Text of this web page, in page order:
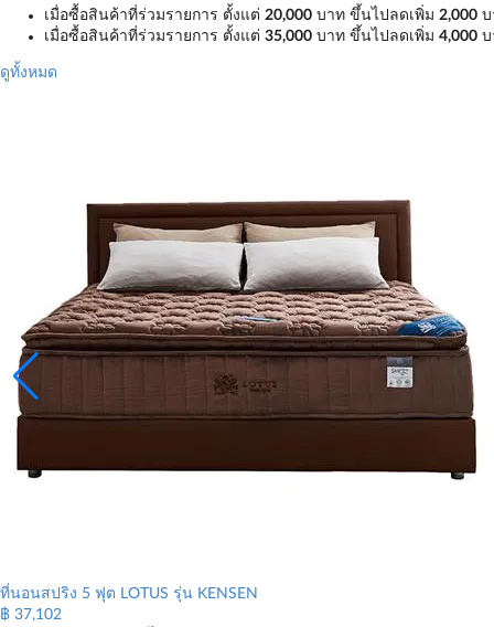
เมื่อซื้อสินค้าที่ร่วมรายการ ตั้งแต่ 20,000 บาท ขึ้นไปลดเพิ่ม 2,000 บ
เมื่อซื้อสินค้าที่ร่วมรายการ ตั้งแต่ 35,000 บาท ขึ้นไปลดเพิ่ม 4,000 บ
ดูทั้งหมด
ที่นอนสปริง 5 ฟุต LOTUS รุ่น KENSEN
฿ 37,102